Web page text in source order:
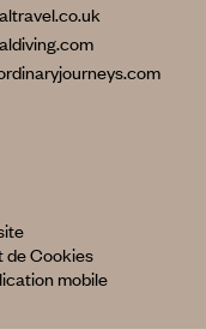
de Cookies
mobile